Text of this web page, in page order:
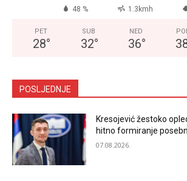
48 % 1.3kmh
PET
28°
SUB
32°
NED
36°
POSLJEDNJE
Kresojević žestoko
hitno formiranje
07.08.2026.